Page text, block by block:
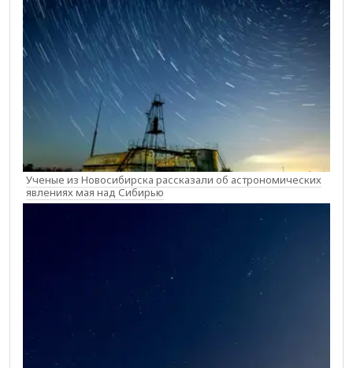
Ученые из Новосибирска рассказали об астрономических
явлениях мая над Сибирью